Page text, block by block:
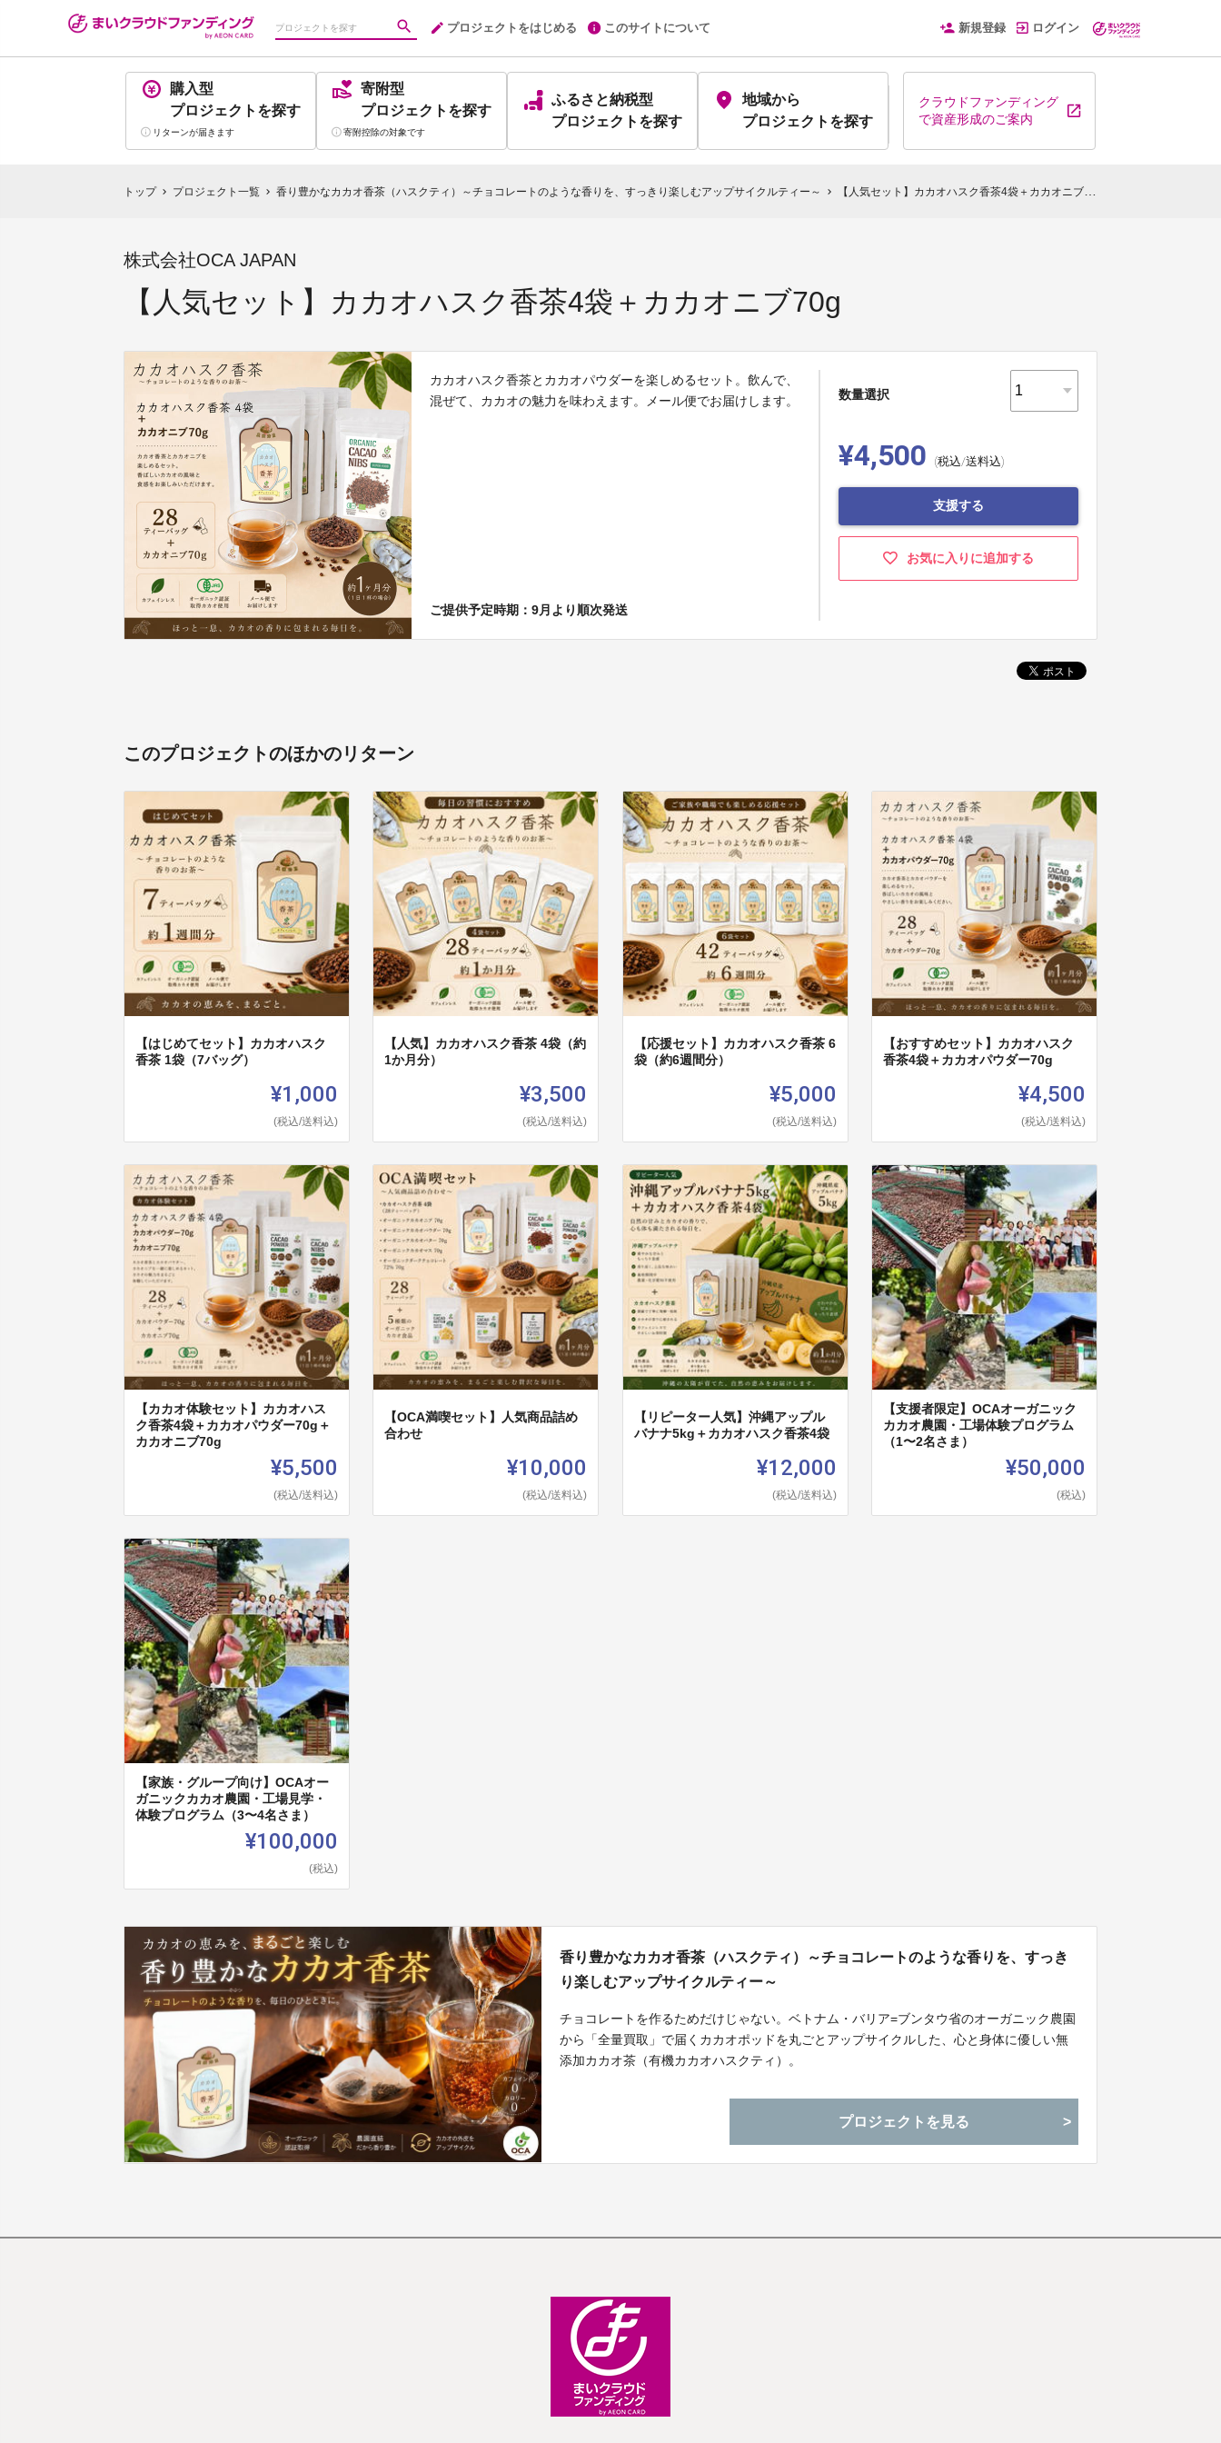
プロジェクトをはじめる このサイトについて 新規登録 ログイン
購入型
プロジェクト を探す
リターンが届きます
寄附型
プロジェクト を探す
寄附控除の対象です
ふるさと納税型
プロジェクト を探す
地域から
プロジェクトを探す
クラウドファンディング
で資産形成のご案内
トップ chevron_right プロジェクト一覧 chevron_right 香り豊かなカカオ香茶（ハスクティ）～チョコレートのような香りを、すっきり楽しむアップサイクルティー～ chevron_right 【人気セット】カカオハスク香茶4袋＋カカオニブ70g
株式会社OCA JAPAN
【人気セット】カカオハスク香茶4袋＋カカオニブ70g
カカオハスク香茶とカカオパウダーを楽しめるセット。飲んで、
混ぜて、カカオの魅力を味わえます。メール便でお届けします。
ご提供予定時期：9月より順次発送
数量選択
¥4,500 (税込/送料込)
支援する
お気に入りに追加する
このプロジェクトのほかのリターン
【はじめてセット】カカオハスク
香茶 1袋（7バッグ）
¥1,000
(税込/送料込)
【人気】カカオハスク香茶 4袋（約
1か月分）
¥3,500
(税込/送料込)
【応援セット】カカオハスク香茶 6
袋（約6週間分）
¥5,000
(税込/送料込)
【おすすめセット】カカオハスク
香茶4袋＋カカオパウダー70g
¥4,500
(税込/送料込)
【カカオ体験セット】カカオハス
ク香茶4袋＋カカオパウダー70g＋
カカオニブ70g
¥5,500
(税込/送料込)
【OCA満喫セット】人気商品詰め
合わせ
¥10,000
(税込/送料込)
【リピーター人気】沖縄アップル
バナナ5kg＋カカオハスク香茶4袋
¥12,000
(税込/送料込)
【支援者限定】OCAオーガニック
カカオ農園・工場体験プログラム
（1〜2名さま）
¥50,000
(税込)
【家族・グループ向け】OCAオー
ガニックカカオ農園・工場見学・
体験プログラム（3〜4名さま）
¥100,000
(税込)
香り豊かなカカオ香茶（ハスクティ）～チョコレートのような香りを、すっき
り楽しむアップサイクルティー～
チョコレートを作るためだけじゃない。ベトナム・バリア=ブンタウ省のオーガニック農園
から「全量買取」で届くカカオポッドを丸ごとアップサイクルした、心と身体に優しい無
添加カカオ茶（有機カカオハスクティ）。
プロジェクトを見る